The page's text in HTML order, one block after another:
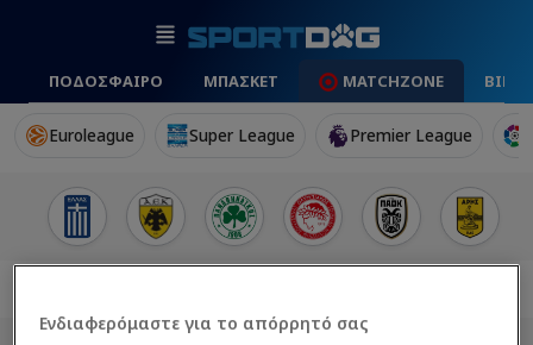
ΠΟΔΟΣΦΑΙΡΟ ΜΠΑΣΚΕΤ MATCHZONE
Euroleague Super League Premier League
Ενδιαφερόμαστε για το απόρρητό σας